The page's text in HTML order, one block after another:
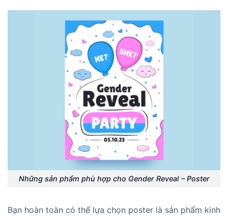
Những sản phẩm phù hợp cho Gender Reveal – Poster
Bạn hoàn toàn có thể lựa chọn poster là sản phẩm kinh